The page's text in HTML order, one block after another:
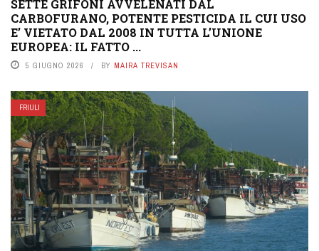
SETTE GRIFONI AVVELENATI DAL
CARBOFURANO, POTENTE PESTICIDA IL CUI USO
E’ VIETATO DAL 2008 IN TUTTA L’UNIONE
EUROPEA: IL FATTO ...
5 GIUGNO 2026 BY MAIRA TREVISAN
FRIULI